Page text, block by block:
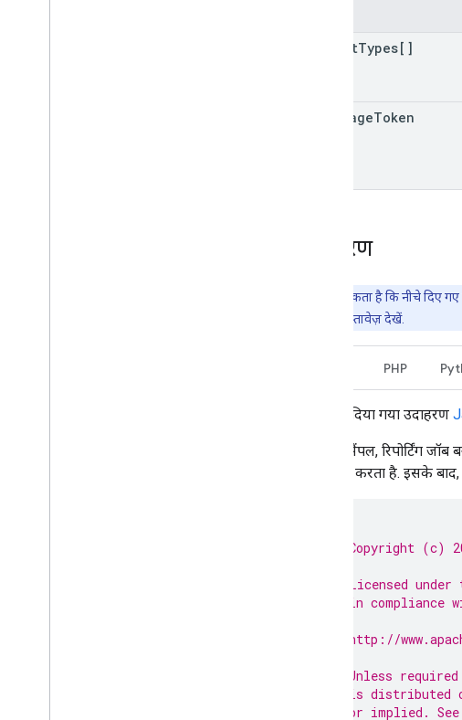
reportTypes[]
PageToken
उदाहरण
हो सकता है कि नीचे दिए
से जुड़ा दस्तावेज़ देखें.
PHP
नीचे दिया गया उदाहरण
यह सैंपल, रिपोर्टिंग
कॉल करता है. इसके
* Copyright (c)
* Licensed
* in compliance
* http://
* Unless
* is distributed on
* or implied.